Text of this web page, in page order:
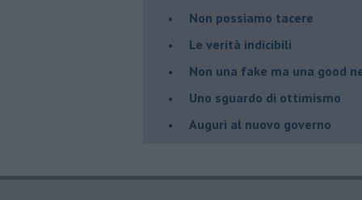
​Non possiamo tacere
​Le verità indicibili
Non una fake ma una good
Uno sguardo di ottimismo
Auguri al nuovo governo